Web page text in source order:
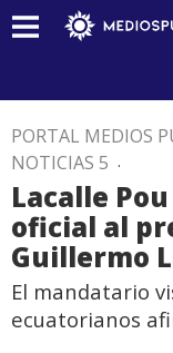
PORTAL MEDIOS
NOTICIAS 5 .
Lacalle
oficial al
Guillermo
El mandatario
ecuatorianos